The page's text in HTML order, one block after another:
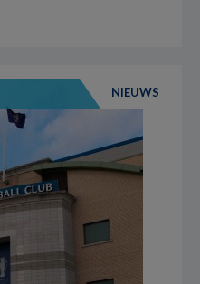
NIEUWS